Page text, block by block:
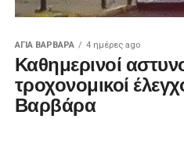
ΑΓΙΑ ΒΑΡΒΑΡΑ 4 ημέρες ago
Καθημερινοί
τροχονομικοί
Βαρβάρα